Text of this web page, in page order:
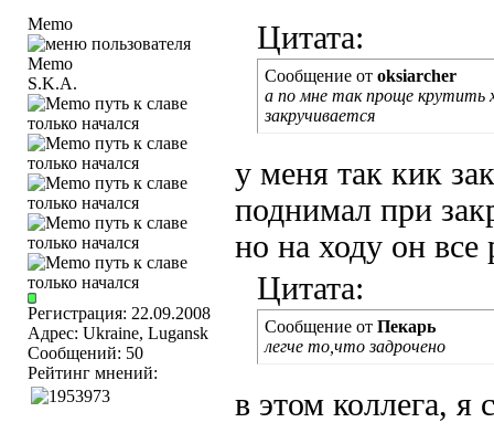
Memo
S.K.A.
Регистрация: 22.09.2008
Адрес: Ukraine, Lugansk
Сообщений: 50
Рейтинг мнений:
Цитата:
Сообщение от oksiarcher
а по мне так проще крутить
закручивается
у меня так кик
поднимал при
но на ходу он все
Цитата:
Сообщение от Пекарь
легче то,что задрочено
в этом коллега, я